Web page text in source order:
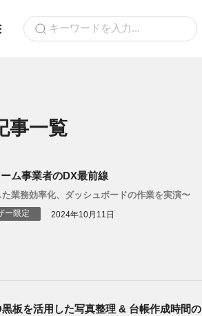
事一覧
ム事業者のDX最前線
業務効率化、ダッシュボードの作業を実演〜
ー限定 2024年10月11日
板を活用した写真整理 & 台帳作成時間の